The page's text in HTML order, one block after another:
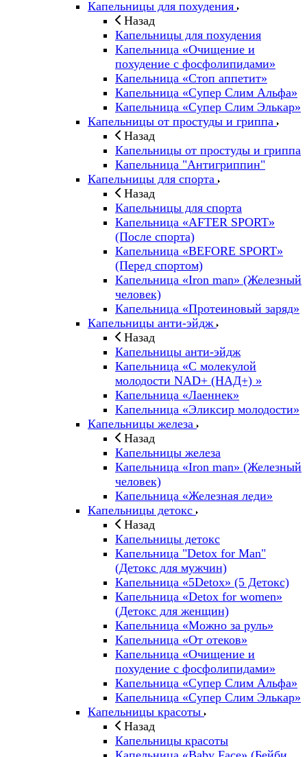
Капельницы для похудения
Назад
Капельницы для похудения
Капельница «Очищение и
похудение с фосфолипидами»
Капельница «Стоп аппетит»
Капельница «Супер Слим Альфа»
Капельница «Супер Слим Элькар»
Капельницы от простуды и гриппа
Назад
Капельницы от простуды и гриппа
Капельница "Антигриппин"
Капельницы для спорта
Назад
Капельницы для спорта
Капельница «AFTER SPORT»
(После спорта)
Капельница «BEFORE SPORT»
(Перед спортом)
Капельница «Iron man» (Железный
человек)
Капельница «Протеиновый заряд»
Капельницы анти-эйдж
Назад
Капельницы анти-эйдж
Капельница «С молекулой
молодости NAD+ (НАД+) »
Капельница «Лаеннек»
Капельница «Эликсир молодости»
Капельницы железа
Назад
Капельницы железа
Капельница «Iron man» (Железный
человек)
Капельница «Железная леди»
Капельницы детокс
Назад
Капельницы детокс
Капельница "Detox for Man"
(Детокс для мужчин)
Капельница «5Detox» (5 Детокс)
Капельница «Detox for women»
(Детокс для женщин)
Капельница «Можно за руль»
Капельница «От отеков»
Капельница «Очищение и
похудение с фосфолипидами»
Капельница «Супер Слим Альфа»
Капельница «Супер Слим Элькар»
Капельницы красоты
Назад
Капельницы красоты